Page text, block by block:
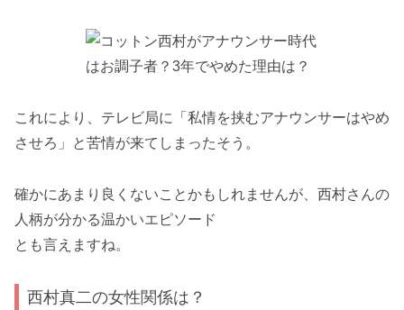
これにより、テレビ局に「私情を挟むアナウンサーはやめ
させろ」と苦情が来てしまったそう。
確かにあまり良くないことかもしれませんが、西村さんの
人柄が分かる温かいエピソード
とも言えますね。
西村真二の女性関係は？